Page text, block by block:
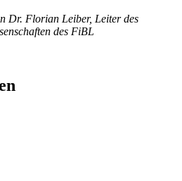
Dr. Florian Leiber, Leiter des
des FiBL